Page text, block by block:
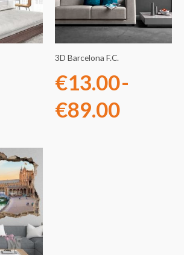
3D Barcelona F.C.
€13.00-
€89.00
desde
€13.00
hasta
€89.00